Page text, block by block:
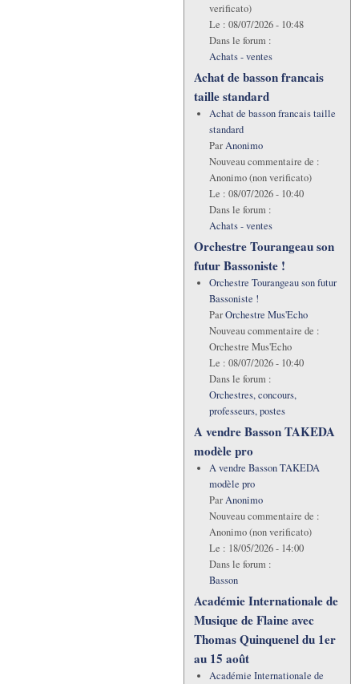
verificato)
Le : 08/07/2026 - 10:48
Dans le forum :
Achats - ventes
Achat de basson francais
taille standard
Achat de basson francais taille
standard
ParAnonimo
Nouveau commentaire de :
Anonimo (non verificato)
Le : 08/07/2026 - 10:40
Dans le forum :
Achats - ventes
Orchestre Tourangeau son
futur Bassoniste !
Orchestre Tourangeau son futur
Bassoniste !
ParOrchestre Mus'Echo
Nouveau commentaire de :
Orchestre Mus'Echo
Le : 08/07/2026 - 10:40
Dans le forum :
Orchestres, concours,
professeurs, postes
A vendre Basson TAKEDA
modèle pro
A vendre Basson TAKEDA
modèle pro
ParAnonimo
Nouveau commentaire de :
Anonimo (non verificato)
Le : 18/05/2026 - 14:00
Dans le forum :
Basson
Académie Internationale de
Musique de Flaine avec
Thomas Quinquenel du 1er
au 15 août
Académie Internationale de